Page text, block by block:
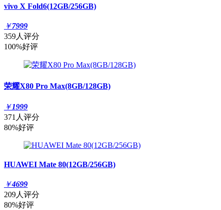
vivo X Fold6(12GB/256GB)
￥7999
359人评分
100%好评
荣耀X80 Pro Max(8GB/128GB)
￥1999
371人评分
80%好评
HUAWEI Mate 80(12GB/256GB)
￥4699
209人评分
80%好评